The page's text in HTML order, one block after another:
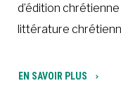
d’édition
littérature
EN SAVOIR PLUS